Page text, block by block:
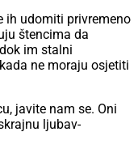
ih udomiti privremeno
štencima da
im stalni
ne moraju osjetiti
javite nam se. Oni
ljubav-